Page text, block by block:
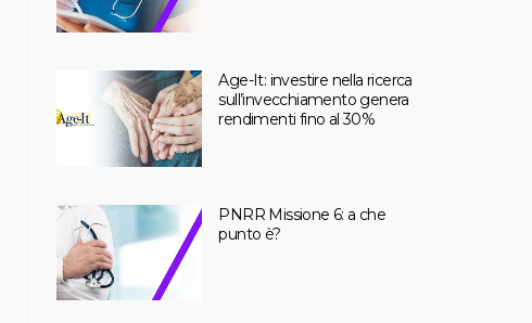
Age-It: investire nella ricerca
sull’invecchiamento genera
rendimenti fino al 30%
PNRR Missione 6: a che
punto è?